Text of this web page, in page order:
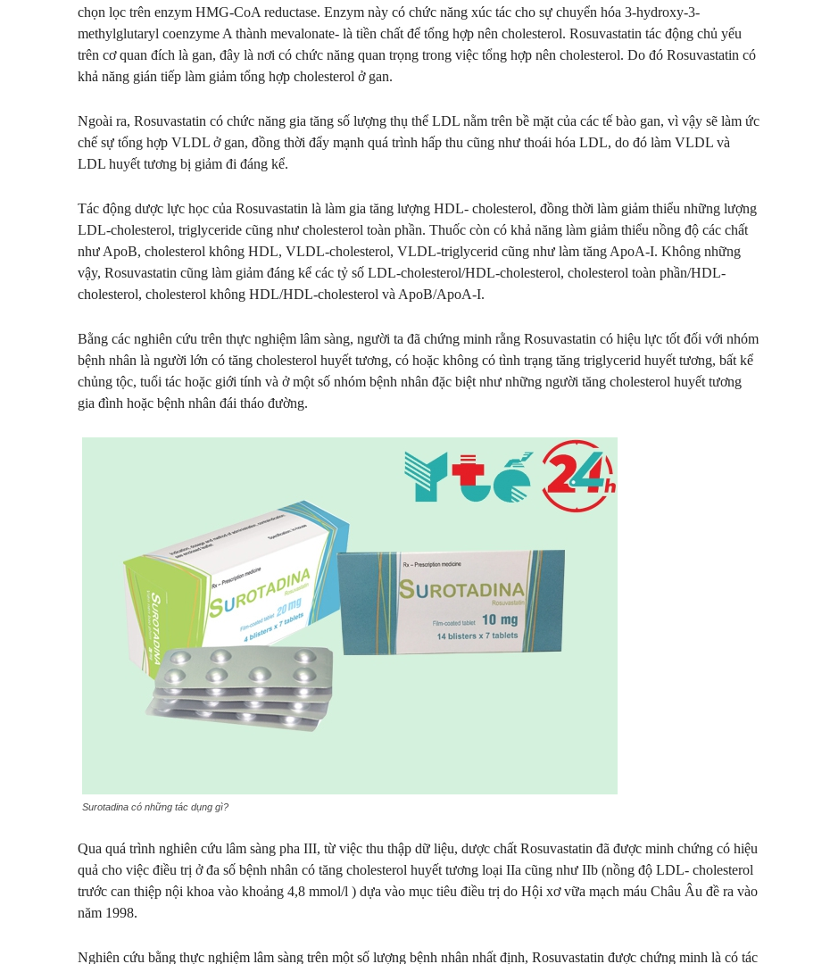
chọn lọc trên enzym HMG-CoA reductase. Enzym này có chức năng xúc tác cho sự chuyển hóa 3-hydroxy-3-
methylglutaryl coenzyme A thành mevalonate- là tiền chất để tổng hợp nên cholesterol. Rosuvastatin tác động chủ yếu
trên cơ quan đích là gan, đây là nơi có chức năng quan trọng trong việc tổng hợp nên cholesterol. Do đó Rosuvastatin có
khả năng gián tiếp làm giảm tổng hợp cholesterol ở gan.
Ngoài ra, Rosuvastatin có chức năng gia tăng số lượng thụ thể LDL nằm trên bề mặt của các tế bào gan, vì vậy sẽ làm ức
chế sự tổng hợp VLDL ở gan, đồng thời đẩy mạnh quá trình hấp thu cũng như thoái hóa LDL, do đó làm VLDL và
LDL huyết tương bị giảm đi đáng kể.
Tác động dược lực học của Rosuvastatin là làm gia tăng lượng HDL- cholesterol, đồng thời làm giảm thiểu những lượng
LDL-cholesterol, triglyceride cũng như cholesterol toàn phần. Thuốc còn có khả năng làm giảm thiểu nồng độ các chất
như ApoB, cholesterol không HDL, VLDL-cholesterol, VLDL-triglycerid cũng như làm tăng ApoA-I. Không những
vậy, Rosuvastatin cũng làm giảm đáng kể các tỷ số LDL-cholesterol/HDL-cholesterol, cholesterol toàn phần/HDL-
cholesterol, cholesterol không HDL/HDL-cholesterol và ApoB/ApoA-I.
Bằng các nghiên cứu trên thực nghiệm lâm sàng, người ta đã chứng minh rằng Rosuvastatin có hiệu lực tốt đối với nhóm
bệnh nhân là người lớn có tăng cholesterol huyết tương, có hoặc không có tình trạng tăng triglycerid huyết tương, bất kể
chủng tộc, tuổi tác hoặc giới tính và ở một số nhóm bệnh nhân đặc biệt như những người tăng cholesterol huyết tương
gia đình hoặc bệnh nhân đái tháo đường.
Surotadina có những tác dụng gì?
Qua quá trình nghiên cứu lâm sàng pha III, từ việc thu thập dữ liệu, dược chất Rosuvastatin đã được minh chứng có hiệu
quả cho việc điều trị ở đa số bệnh nhân có tăng cholesterol huyết tương loại IIa cũng như IIb (nồng độ LDL- cholesterol
trước can thiệp nội khoa vào khoảng 4,8 mmol/l ) dựa vào mục tiêu điều trị do Hội xơ vữa mạch máu Châu Âu đề ra vào
năm 1998.
Nghiên cứu bằng thực nghiệm lâm sàng trên một số lượng bệnh nhân nhất định, Rosuvastatin được chứng minh là có tác